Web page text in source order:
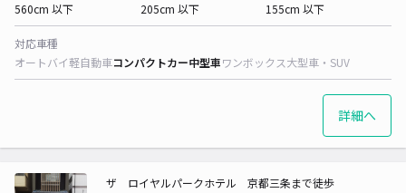
560cm 以下
205cm 以下
155cm 以下
対応車種
オートバイ軽自動車コンパクトカー中型車ワンボックス大型車・SUV
詳細へ
ザ ロイヤルパークホテル 京都三条まで徒歩